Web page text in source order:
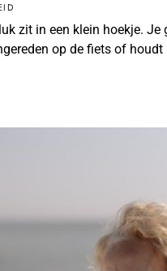
zit in een klein hoekje.
op de fiets of houdt